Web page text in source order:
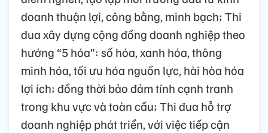
doanh thuận lợi, công bằng, minh bạch; Thi
đua xây dựng cộng đồng doanh nghiệp theo
hướng “5 hóa”: số hóa, xanh hóa, thông
minh hóa, tối ưu hóa nguồn lực, hài hòa hóa
lợi ích; đồng thời bảo đảm tính cạnh tranh
trong khu vực và toàn cầu; Thi đua hỗ trợ
doanh nghiệp phát triển, với việc tiếp cận